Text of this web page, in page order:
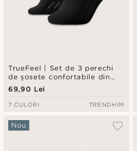
TrueFeel | Set de 3 perechi
de șosete confortabile din
bambus, lungime medie,
negre
69,90 Lei
7 CULORI TRENDHIM
Nou